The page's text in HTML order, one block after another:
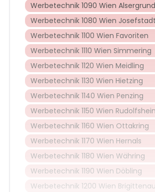
Werbetechnik 1090 Wien Alsergrund
Werbetechnik 1080 Wien Josefstadt
Werbetechnik 1100 Wien Favoriten
Werbetechnik 1110 Wien Simmering
Werbetechnik 1120 Wien Meidling
Werbetechnik 1130 Wien Hietzing
Werbetechnik 1140 Wien Penzing
Werbetechnik 1150 Wien
Werbetechnik 1160 Wien Ottakring
Werbetechnik 1170 Wien Hernals
Werbetechnik 1180 Wien Währing
Werbetechnik 1190 Wien Döbling
Werbetechnik 1200 Wien Brigittenau